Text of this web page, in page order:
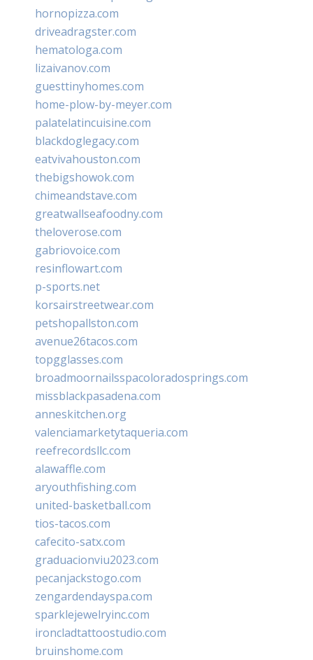
hornopizza.com
driveadragster.com
hematologa.com
lizaivanov.com
guesttinyhomes.com
home-plow-by-meyer.com
palatelatincuisine.com
blackdoglegacy.com
eatvivahouston.com
thebigshowok.com
chimeandstave.com
greatwallseafoodny.com
theloverose.com
gabriovoice.com
resinflowart.com
p-sports.net
korsairstreetwear.com
petshopallston.com
avenue26tacos.com
topgglasses.com
broadmoornailsspacoloradosprings.com
missblackpasadena.com
anneskitchen.org
valenciamarketytaqueria.com
reefrecordsllc.com
alawaffle.com
aryouthfishing.com
united-basketball.com
tios-tacos.com
cafecito-satx.com
graduacionviu2023.com
pecanjackstogo.com
zengardendayspa.com
sparklejewelryinc.com
ironcladtattoostudio.com
bruinshome.com